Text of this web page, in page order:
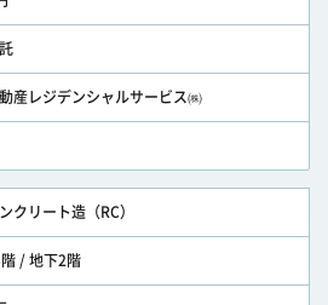
産レジデンシャルサービス㈱
クリート造（RC）
/ 地下2階